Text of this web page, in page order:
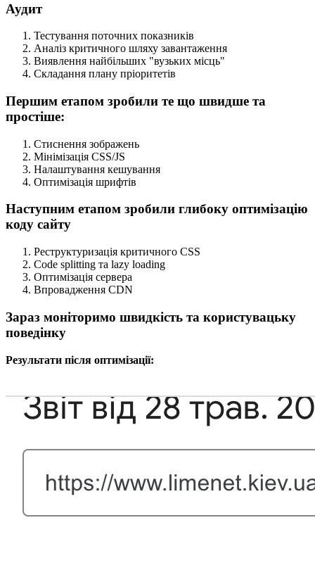
Аудит
Тестування поточних показників
Аналіз критичного шляху завантаження
Виявлення найбільших "вузьких місць"
Складання плану пріоритетів
Першим етапом зробили те що швидше та
простіше:
Стиснення зображень
Мінімізація CSS/JS
Налаштування кешування
Оптимізація шрифтів
Наступним етапом зробили глибоку оптимізацію
коду сайту
Реструктуризація критичного CSS
Code splitting та lazy loading
Оптимізація сервера
Впровадження CDN
Зараз моніторимо швидкість та користувацьку
поведінку
Результати після оптимізації: